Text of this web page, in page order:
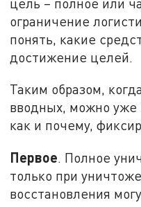
цель – полное или
ограничение
понять, какие
достижение целей.
Таким образом,
вводных, можно уже
как и почему,
Первое . Полное
только при
восстановления